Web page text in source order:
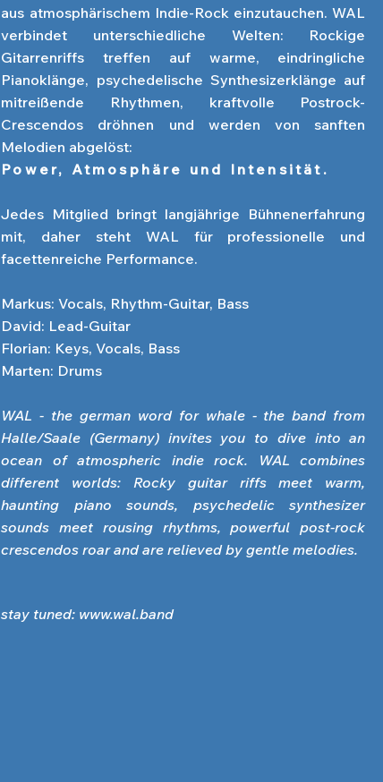
aus atmosphärischem Indie-Rock einzutauchen. WAL
verbindet unterschiedliche Welten: Rockige
Gitarrenriffs treffen auf warme, eindringliche
Pianoklänge, psychedelische Synthesizerklänge auf
mitreißende Rhythmen, kraftvolle Postrock-
Crescendos dröhnen und werden von sanften
Melodien abgelöst:
Power, Atmosphäre und Intensität.
Jedes Mitglied bringt langjährige Bühnenerfahrung
mit, daher steht WAL für professionelle und
facettenreiche Performance.
Markus: Vocals, Rhythm-Guitar, Bass
David: Lead-Guitar
Florian: Keys, Vocals, Bass
Marten: Drums
WAL - the german word for whale - the band from
Halle/Saale (Germany) invites you to dive into an
ocean of atmospheric indie rock. WAL combines
different worlds: Rocky guitar riffs meet warm,
haunting piano sounds, psychedelic synthesizer
sounds meet rousing rhythms, powerful post-rock
crescendos roar and are relieved by gentle melodies.
stay tuned: www.wal.band